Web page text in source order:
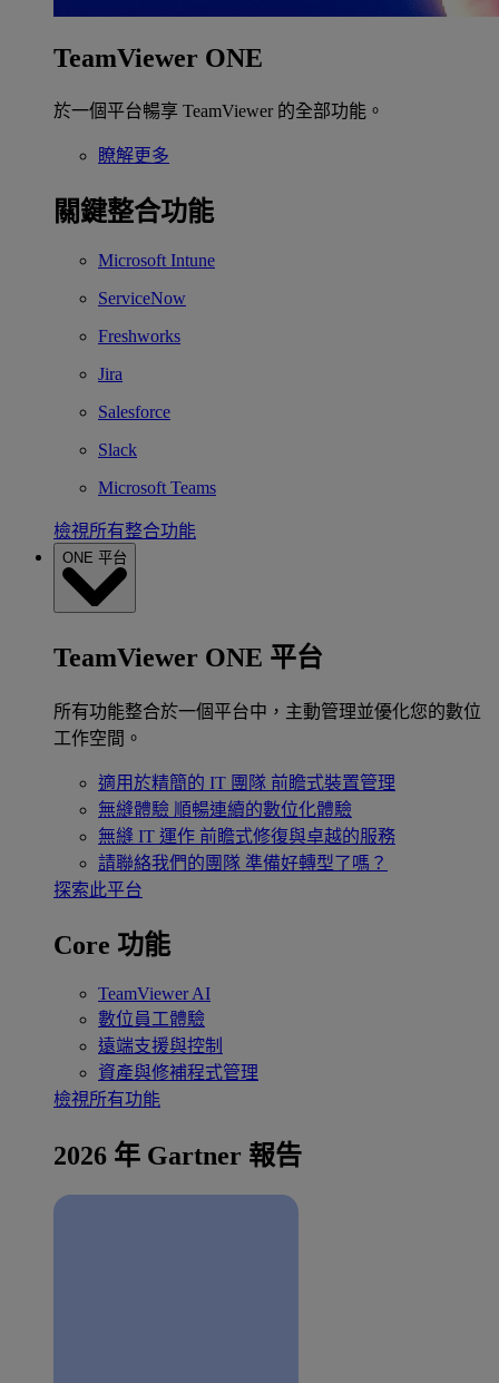
TeamViewer ONE
於一個平台暢享 TeamViewer 的全部功能。
瞭解更多
關鍵整合功能
Microsoft Intune
ServiceNow
Freshworks
Jira
Salesforce
Slack
Microsoft Teams
檢視所有整合功能
ONE 平台
TeamViewer ONE 平台
所有功能整合於一個平台中，主動管理並優化您的數位
工作空間。
適用於精簡的 IT 團隊 前瞻式裝置管理
無縫體驗 順暢連續的數位化體驗
無縫 IT 運作 前瞻式修復與卓越的服務
請聯絡我們的團隊 準備好轉型了嗎？
探索此平台
Core 功能
TeamViewer AI
數位員工體驗
遠端支援與控制
資產與修補程式管理
檢視所有功能
2026 年 Gartner 報告